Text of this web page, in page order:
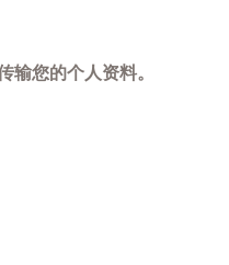
输您的个人资料。